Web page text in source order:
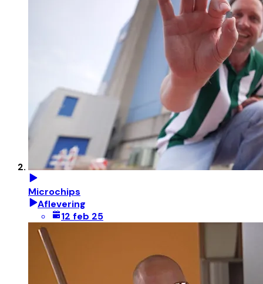
Microchips
Aflevering
12 feb 25